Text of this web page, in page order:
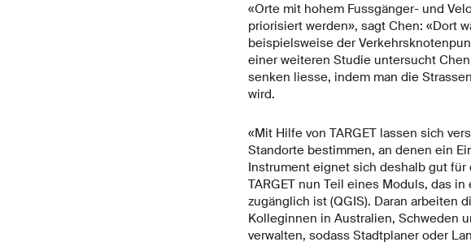
«Orte mit hohem Fussgänger- und
priorisiert werden», sagt Chen: «Dort
beispielsweise der
einer weiteren Studie untersucht
senken liesse, indem man die
wird.
«Mit Hilfe von TARGET lassen sich
Standorte bestimmen, an denen ein
Instrument eignet sich deshalb gut
TARGET nun Teil eines Moduls, das
zugänglich ist (QGIS). Daran arbeiten
Kolleginnen in Australien, Schweden
verwalten, sodass Stadtplaner oder